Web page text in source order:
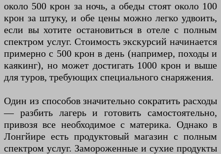
около 500 крон за ночь, а обеды стоят около 100
крон за штуку, и обе цены можно легко удвоить,
если вы хотите остановиться в отеле с полным
спектром услуг. Стоимость экскурсий начинается
примерно с 500 крон в день (например, походы и
каякинг), но может достигать 1000 крон и выше
для туров, требующих специального снаряжения.
Один из способов значительно сократить расходы
— разбить лагерь и готовить самостоятельно,
привозя все необходимое с материка. Однако в
Лонгйире есть продуктовый магазин с полным
спектром услуг. Замороженные и сухие продукты